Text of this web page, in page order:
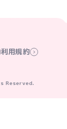
利用規約
Reserved.